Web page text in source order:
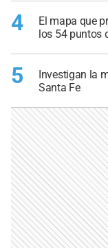
4
El mapa que
los 54 puntos
5
Investigan la
Santa Fe